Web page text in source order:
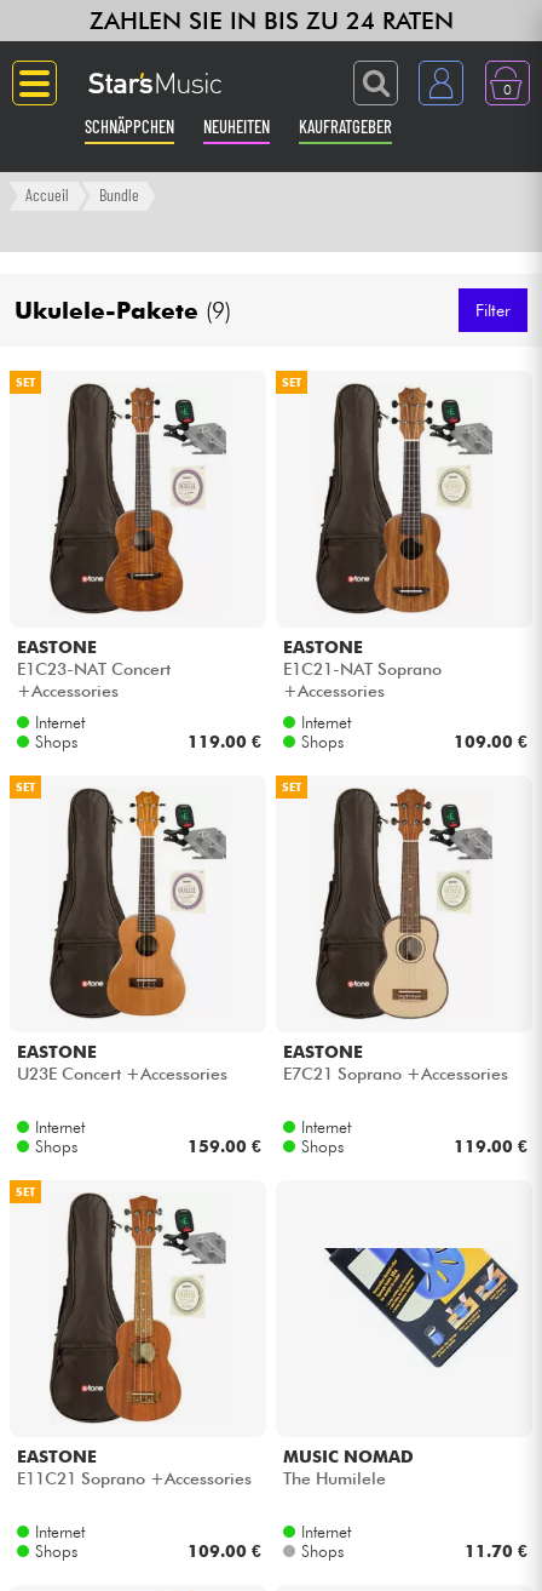
ZAHLEN SIE IN BIS ZU 24 RATEN
0
SCHNÄPPCHEN NEUHEITEN KAUFRATGEBER
Langue
Verstärker & Effekte
Synths & samplers
Studio
Kopfhörer
DJ
Licht
Drums
Blasinstrumente
Violinen & Quartett
Kinder
Kabel & Zubehöre
HiFi
Bundle
Sehen Sie sich unsere Marken an
Accueil Bundle
Ukulele-Pakete (9) Filter
SET
EASTONE
E1C23-NAT Concert
+Accessories
Internet
Shops
119.00 €
SET
EASTONE
E1C21-NAT Soprano
+Accessories
Internet
Shops
109.00 €
SET
EASTONE
U23E Concert +Accessories
Internet
Shops
159.00 €
SET
EASTONE
E7C21 Soprano +Accessories
Internet
Shops
119.00 €
SET
EASTONE
E11C21 Soprano +Accessories
Internet
Shops
109.00 €
MUSIC NOMAD
The Humilele
Internet
Shops
11.70 €